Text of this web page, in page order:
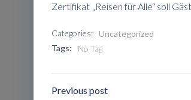
Zertifikat „Reisen für Alle“ soll
Categories: Uncategorized
Tags:
No Tag
Post
Previous post